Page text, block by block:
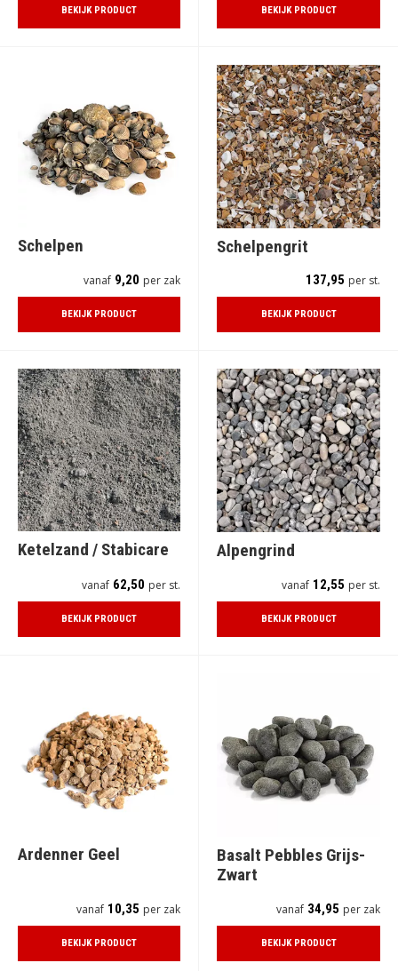
BEKIJK PRODUCT BEKIJK PRODUCT
Schelpen
vanaf 9,20 per zak
BEKIJK PRODUCT
Schelpengrit
137,95 per st.
BEKIJK PRODUCT
Ketelzand / Stabicare
vanaf 62,50 per st.
BEKIJK PRODUCT
Alpengrind
vanaf 12,55 per st.
BEKIJK PRODUCT
Ardenner Geel
vanaf 10,35 per zak
BEKIJK PRODUCT
Basalt Pebbles Grijs-
Zwart
vanaf 34,95 per zak
BEKIJK PRODUCT